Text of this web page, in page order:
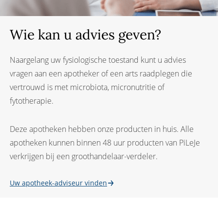
Wie kan u advies geven?
Naargelang uw fysiologische toestand kunt u advies
vragen aan een apotheker of een arts raadplegen die
vertrouwd is met microbiota, micronutritie of
fytotherapie.
Deze apotheken hebben onze producten in huis. Alle
apotheken kunnen binnen 48 uur producten van PiLeJe
verkrijgen bij een groothandelaar-verdeler.
Uw apotheek-adviseur vinden